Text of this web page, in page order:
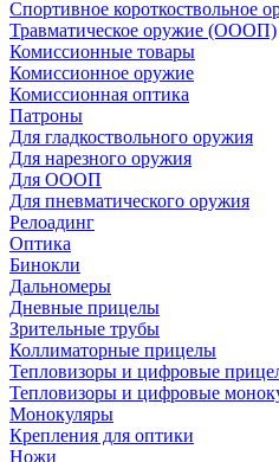
Спортивное короткоствольное
Травматическое оружие (ОООП)
Комиссионные товары
Комиссионное оружие
Комиссионная оптика
Патроны
Для гладкоствольного оружия
Для нарезного оружия
Для ОООП
Для пневматического оружия
Релоадинг
Оптика
Бинокли
Дальномеры
Дневные прицелы
Зрительные трубы
Коллиматорные прицелы
Тепловизоры и цифровые
Тепловизоры и цифровые
Монокуляры
Крепления для оптики
Ножи